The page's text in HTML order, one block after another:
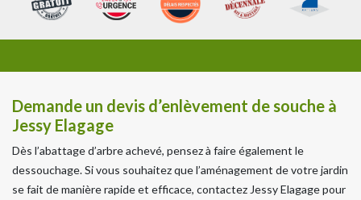
Demande un devis d’enlèvement de souche à
Jessy Elagage
Dès l’abattage d’arbre achevé, pensez à faire également le
dessouchage. Si vous souhaitez que l’aménagement de votre jardin
se fait de manière rapide et efficace, contactez Jessy Elagage pour